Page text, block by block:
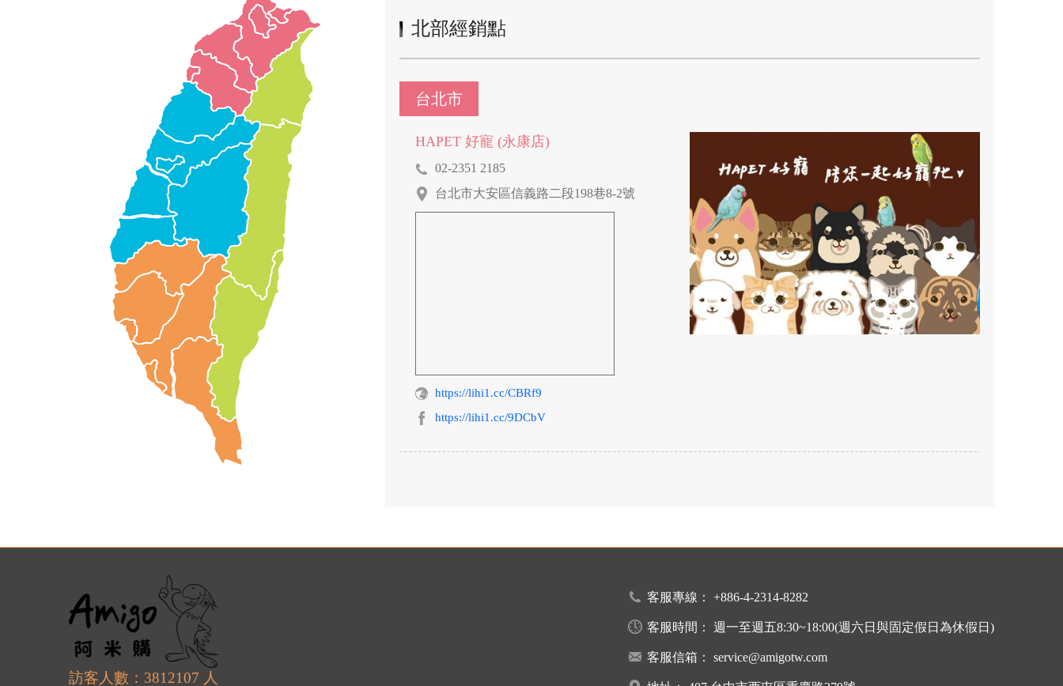
北部經銷點
台北市
HAPET 好寵 (永康店)
02-2351 2185
台北市大安區信義路二段198巷8-2號
https://lihi1.cc/CBRf9
https://lihi1.cc/9DCbV
訪客人數：3812107 人
客服專線： +886-4-2314-8282
客服時間： 週一至週五8:30~18:00(週六日與固定假日為休假日)
客服信箱： service@amigotw.com